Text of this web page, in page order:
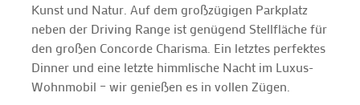
Kunst und Natur. Auf dem großzügigen Parkplatz
neben der Driving Range ist genügend Stellfläche für
den großen Concorde Charisma. Ein letztes perfektes
Dinner und eine letzte himmlische Nacht im Luxus-
Wohnmobil – wir genießen es in vollen Zügen.